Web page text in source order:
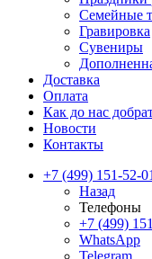
Семейные
Гравировка
Сувениры
Доставка
Оплата
Как до нас
Новости
Контакты
+7 (499) 151-52-01
Назад
Телефоны
+7 (499)
WhatsApp
Telegram